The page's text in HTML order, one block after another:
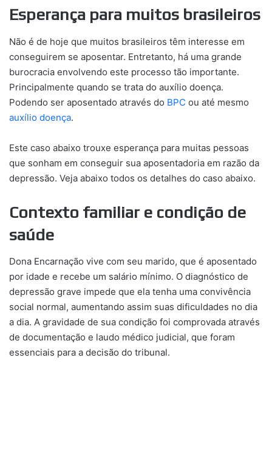
Esperança para muitos brasileiros
Não é de hoje que muitos brasileiros têm interesse em
conseguirem se aposentar. Entretanto, há uma grande
burocracia envolvendo este processo tão importante.
Principalmente quando se trata do auxílio doença.
Podendo ser aposentado através do BPC ou até mesmo
auxílio doença.
Este caso abaixo trouxe esperança para muitas pessoas
que sonham em conseguir sua aposentadoria em razão da
depressão. Veja abaixo todos os detalhes do caso abaixo.
Contexto familiar e condição de
saúde
Dona Encarnação vive com seu marido, que é aposentado
por idade e recebe um salário mínimo. O diagnóstico de
depressão grave impede que ela tenha uma convivência
social normal, aumentando assim suas dificuldades no dia
a dia. A gravidade de sua condição foi comprovada através
de documentação e laudo médico judicial, que foram
essenciais para a decisão do tribunal.